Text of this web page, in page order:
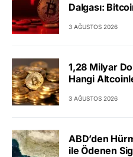
Dalgası:
3 AĞUSTOS 2026
1,28 Milyar
Hangi
3 AĞUSTOS 2026
ABD’den
ile Ödenen